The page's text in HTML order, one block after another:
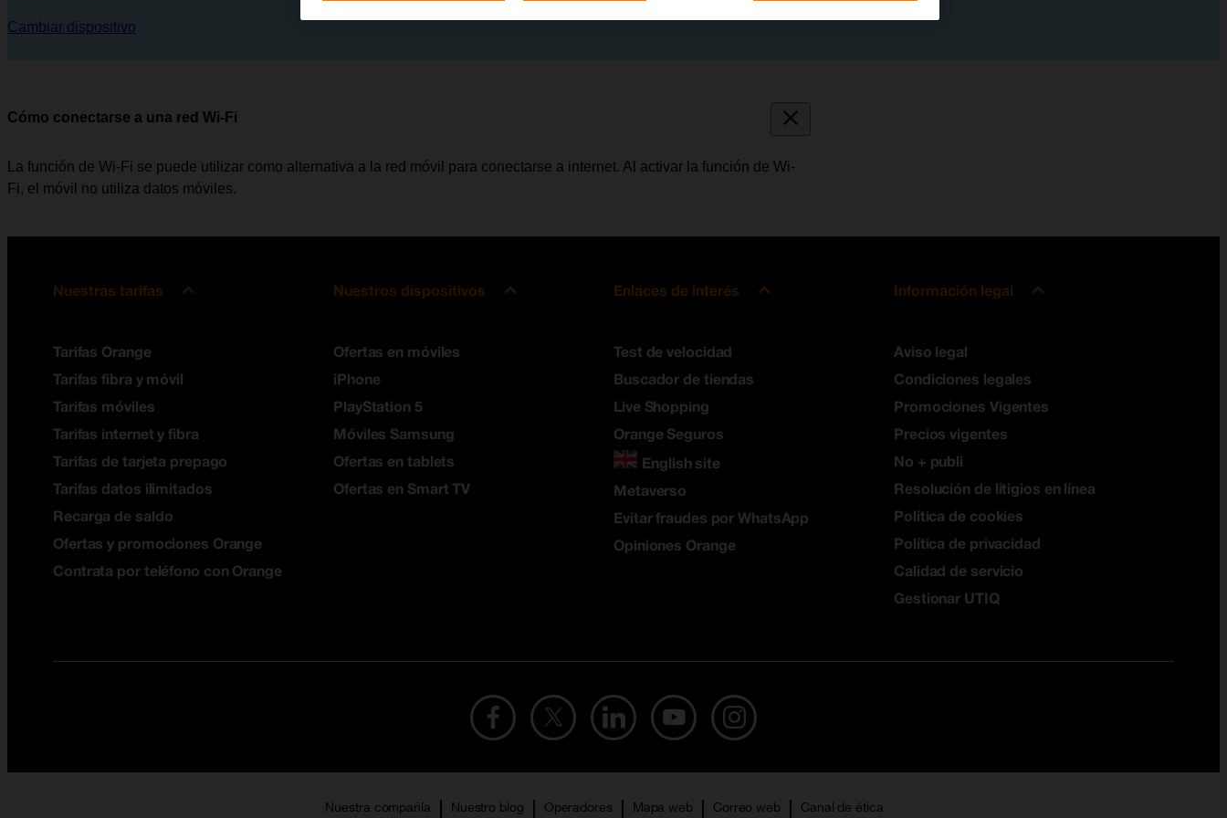
Cambiar dispositivo
Cómo conectarse a una red Wi-Fi
La función de Wi-Fi se puede utilizar como alternativa a la red móvil para conectarse a internet. Al activar la función de Wi-
Fi, el móvil no utiliza datos móviles.
Nuestras tarifas
Tarifas Orange
Tarifas fibra y móvil
Tarifas móviles
Tarifas internet y fibra
Tarifas de tarjeta prepago
Tarifas datos ilimitados
Recarga de saldo
Ofertas y promociones Orange
Contrata por teléfono con Orange
Nuestros dispositivos
Ofertas en móviles
iPhone
PlayStation 5
Móviles Samsung
Ofertas en tablets
Ofertas en Smart TV
Enlaces de interés
Test de velocidad
Buscador de tiendas
Live Shopping
Orange Seguros
English site
Metaverso
Evitar fraudes por WhatsApp
Opiniones Orange
Información legal
Aviso legal
Condiciones legales
Promociones Vigentes
Precios vigentes
No + publi
Resolución de litigios en línea
Política de cookies
Política de privacidad
Calidad de servicio
Gestionar UTIQ
Nuestra compañía Nuestro blog Operadores Mapa web Correo web Canal de ética